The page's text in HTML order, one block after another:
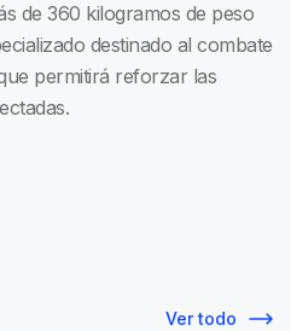
de 360 kilogramos de peso
destinado al combate
permitirá reforzar las
Ver todo